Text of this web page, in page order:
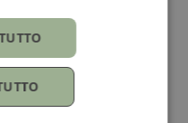
da incastonare su
uniche. Ogni
alle caratteristiche
colore,